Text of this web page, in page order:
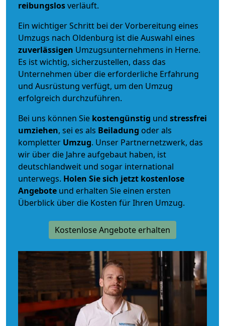
reibungslosverläuft.
Ein wichtiger Schritt bei der Vorbereitung eines
Umzugs nach Oldenburg ist die Auswahl eines
zuverlässigen Umzugsunternehmens in Herne.
Es ist wichtig, sicherzustellen, dass das
Unternehmen über die erforderliche Erfahrung
und Ausrüstung verfügt, um den Umzug
erfolgreich durchzuführen.
Bei uns können Sie kostengünstig und stressfrei
umziehen, sei es als Beiladung oder als
kompletter Umzug. Unser Partnernetzwerk, das
wir über die Jahre aufgebaut haben, ist
deutschlandweit und sogar international
unterwegs. Holen Sie sich jetzt kostenlose
Angebote und erhalten Sie einen ersten
Überblick über die Kosten für Ihren Umzug.
Kostenlose Angebote erhalten